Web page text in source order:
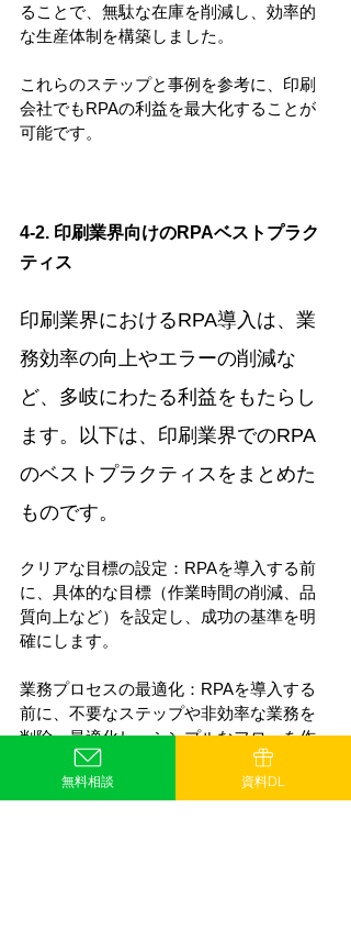
ることで、無駄な在庫を削減し、効率的
な生産体制を構築しました。
これらのステップと事例を参考に、印刷
会社でもRPAの利益を最大化することが
可能です。
4-2. 印刷業界向けのRPAベストプラク
ティス
印刷業界におけるRPA導入は、業
務効率の向上やエラーの削減な
ど、多岐にわたる利益をもたらし
ます。以下は、印刷業界でのRPA
のベストプラクティスをまとめた
ものです。
クリアな目標の設定：RPAを導入する前
に、具体的な目標（作業時間の削減、品
質向上など）を設定し、成功の基準を明
確にします。
業務プロセスの最適化：RPAを導入する
前に、不要なステップや非効率な業務を
削除・最適化し、シンプルなフローを作
成します。
無料相談 資料DL